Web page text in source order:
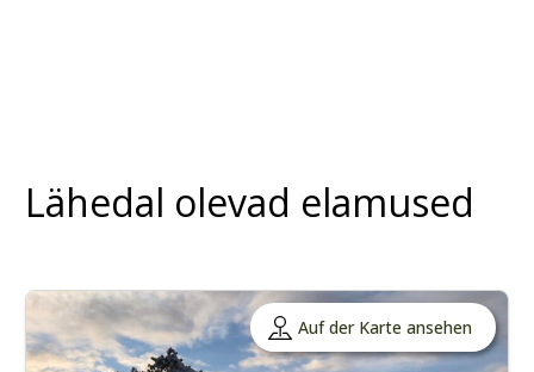
Lähedal olevad elamused
Auf der Karte ansehen